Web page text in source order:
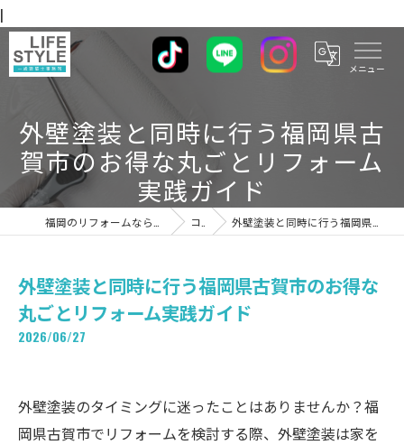
|
外壁塗装と同時に行う福岡県古
賀市のお得な丸ごとリフォーム
実践ガイド
コラム 外壁塗装と同時に行う福岡県古賀市のお得な丸ごとリフォーム実践ガイド
外壁塗装と同時に行う福岡県古賀市のお得な
丸ごとリフォーム実践ガイド
2026/06/27
外壁塗装のタイミングに迷ったことはありませんか？福
岡県古賀市でリフォームを検討する際、外壁塗装は家を